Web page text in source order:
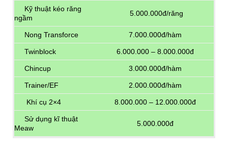
Kỹ thuật kéo răng
ngầm
5.000.000đ/răng
Nong Transforce 7.000.000đ/hàm
Twinblock 6.000.000 – 8.000.000đ
Chincup 3.000.000đ/hàm
Trainer/EF 2.000.000đ/hàm
Khí cụ 2×4 8.000.000 – 12.000.000đ
Sử dụng kĩ thuật
Meaw
5.000.000đ